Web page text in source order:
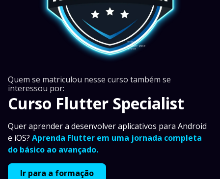
Quem se matriculou nesse curso também se
interessou por:
Curso Flutter Specialist
Quer aprender a desenvolver aplicativos para Android
e iOS? Aprenda Flutter em uma jornada completa
do básico ao avançado.
Ir para a formação